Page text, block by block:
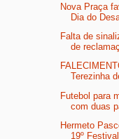
Nova Praça
Dia do
Falta de
de
Terezinha
Futebol para
com duas
Hermeto
19º